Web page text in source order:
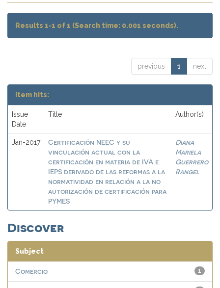
Results 1-1 of 1 (Search time: 0.001 seconds).
previous 1 next
Item hits:
Issue
Date
Title Author(s)
Jan-2017
Certificación NEEC y su
vinculación actual con la
certificación en materia de IVA e
IEPS derivado de las reformas a la
normatividad en relación a la no
autorización de certificación para
PYMES
Diana
Mariela
Guerrero
Rangel
Discover
Subject
1
Comercio